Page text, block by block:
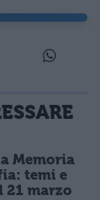
Memoria
temi e
21 marzo